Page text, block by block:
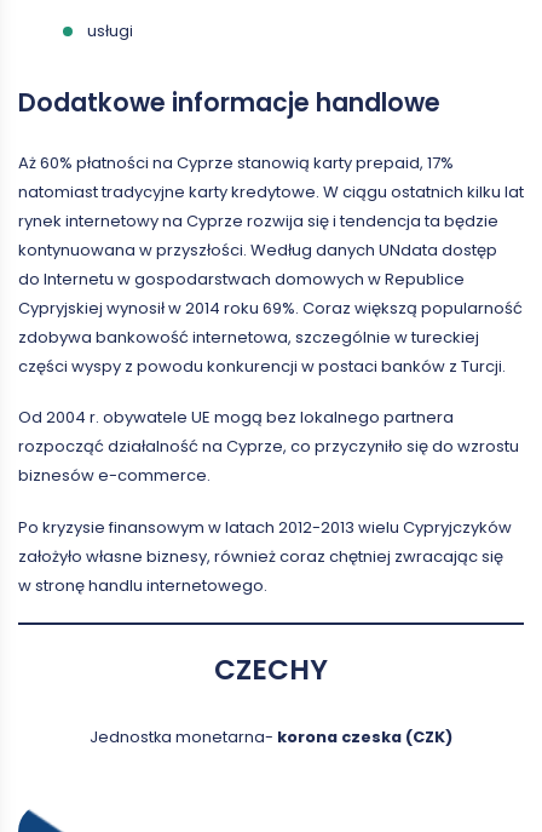
usługi
Dodatkowe informacje handlowe
Aż 60% płatności na Cyprze stanowią karty prepaid, 17%
natomiast tradycyjne karty kredytowe. W ciągu ostatnich kilku lat
rynek internetowy na Cyprze rozwija się i tendencja ta będzie
kontynuowana w przyszłości. Według danych UNdata dostęp
do Internetu w gospodarstwach domowych w Republice
Cypryjskiej wynosił w 2014 roku 69%. Coraz większą popularność
zdobywa bankowość internetowa, szczególnie w tureckiej
części wyspy z powodu konkurencji w postaci banków z Turcji.
Od 2004 r. obywatele UE mogą bez lokalnego partnera
rozpocząć działalność na Cyprze, co przyczyniło się do wzrostu
biznesów e-commerce.
Po kryzysie finansowym w latach 2012-2013 wielu Cypryjczyków
założyło własne biznesy, również coraz chętniej zwracając się
w stronę handlu internetowego.
CZECHY
Jednostka monetarna- korona czeska (CZK)